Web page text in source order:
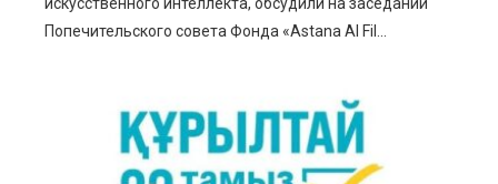
Попечительского совета Фонда «Astana AI Fil...